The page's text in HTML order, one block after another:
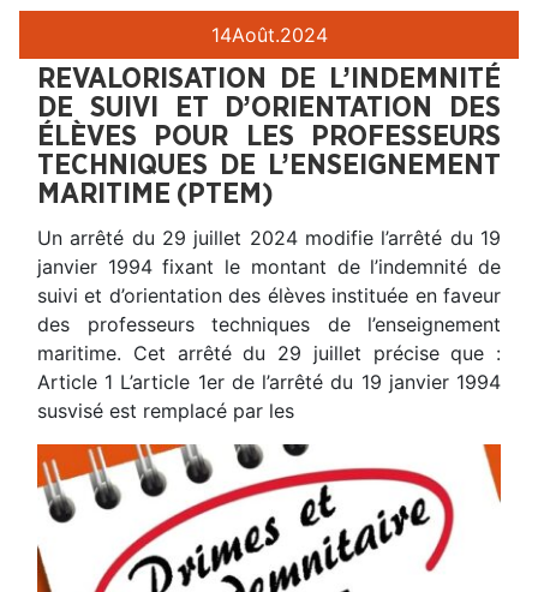
14Août.2024
REVALORISATION DE L’INDEMNITÉ
DE SUIVI ET D’ORIENTATION DES
ÉLÈVES POUR LES PROFESSEURS
TECHNIQUES DE L’ENSEIGNEMENT
MARITIME (PTEM)
Un arrêté du 29 juillet 2024 modifie l’arrêté du 19
janvier 1994 fixant le montant de l’indemnité de
suivi et d’orientation des élèves instituée en faveur
des professeurs techniques de l’enseignement
maritime. Cet arrêté du 29 juillet précise que :
Article 1 L’article 1er de l’arrêté du 19 janvier 1994
susvisé est remplacé par les